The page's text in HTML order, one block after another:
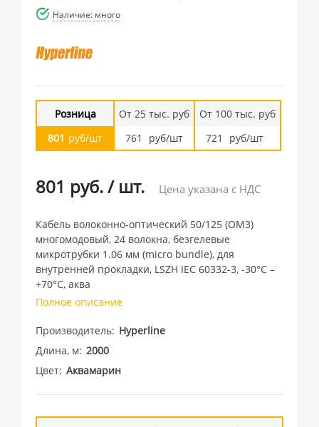
Наличие: много
Розница
801 руб/шт
От 25 тыс. руб
761
руб/шт
От 100 тыс. руб
721
руб/шт
801 руб./ шт. Цена указана с НДС
Кабель волоконно-оптический 50/125 (OM3)
многомодовый, 24 волокна, безгелевые
микротрубки 1.06 мм (micro bundle), для
внутренней прокладки, LSZH IEC 60332-3, -30°C –
+70°C, аква
Полное описание
Производитель Hyperline
Длина, м 2000
Цвет Аквамарин